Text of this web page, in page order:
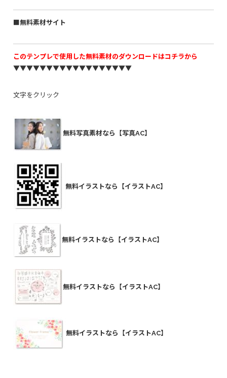
■無料素材サイト
このテンプレで使用した無料素材のダウンロードはコチラから
▼▼▼▼▼▼▼▼▼▼▼▼▼▼▼▼▼▼
文字をクリック
無料写真素材なら【写真AC】
無料イラストなら【イラストAC】
無料イラストなら【イラストAC】
無料イラストなら【イラストAC】
無料イラストなら【イラストAC】